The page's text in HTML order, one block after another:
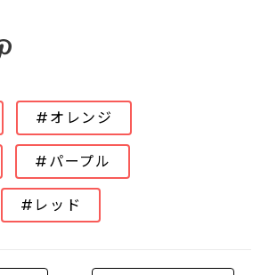
#オレンジ
#パープル
#レッド